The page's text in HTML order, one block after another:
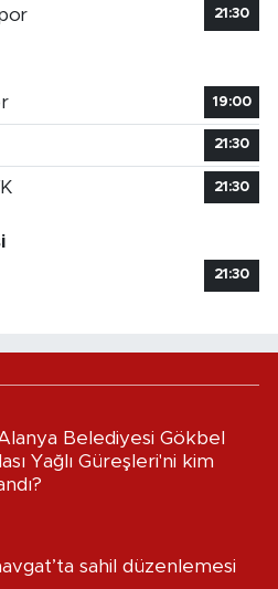
21:30
19:00
21:30
21:30
21:30
Belediyesi Gökbel
Yağlı Güreşleri'ni kim
sahil düzenlemesi